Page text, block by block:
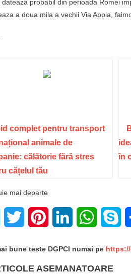
dateaza probabil din perioada Romei
a doua mila a vechii Via Appia,
complet pentru transport
animale de
călătorie fără stres
cățelul tău
în
mai departe
FacebookTwitter PinterestLinkedIn
bune teste DGPCI numai pe
ASEMANATOARE